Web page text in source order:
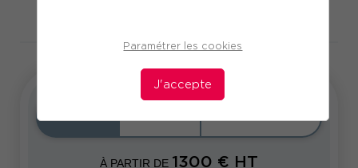
Paramétrer les cookies
J'accepte
Inter Intra Sur-mesure
À PARTIR DE 1300 € HT